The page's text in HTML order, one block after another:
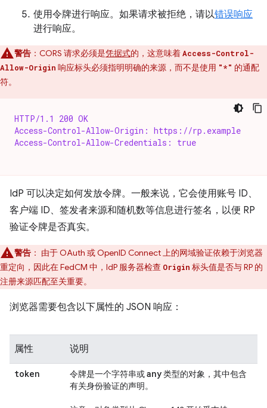
使用令牌进行响应。如果请求被拒绝，请以错误响应
进行响应。
警告 ：CORS 请求必须是凭据式的，这意味着Access-Control-
Allow-Origin 响应标头必须指明明确的来源，而不是使用 "*" 的通配
符。
HTTP/1.1 200 OK
Access-Control-Allow-Origin: https://rp.example
Access-Control-Allow-Credentials: true
IdP 可以决定如何发放令牌。一般来说，它会使用账号 ID、
客户端 ID、签发者来源和随机数等信息进行签名，以便 RP
验证令牌是否真实。
警告 ： 由于 OAuth 或 OpenID Connect 上的网域验证依赖于浏览器
重定向，因此在 FedCM 中，IdP 服务器检查 Origin 标头值是否与 RP 的
注册来源匹配至关重要。
浏览器需要包含以下属性的 JSON 响应：
属性 说明
token 令牌是一个字符串或any类型的对象，其中包含
有关身份验证的声明。